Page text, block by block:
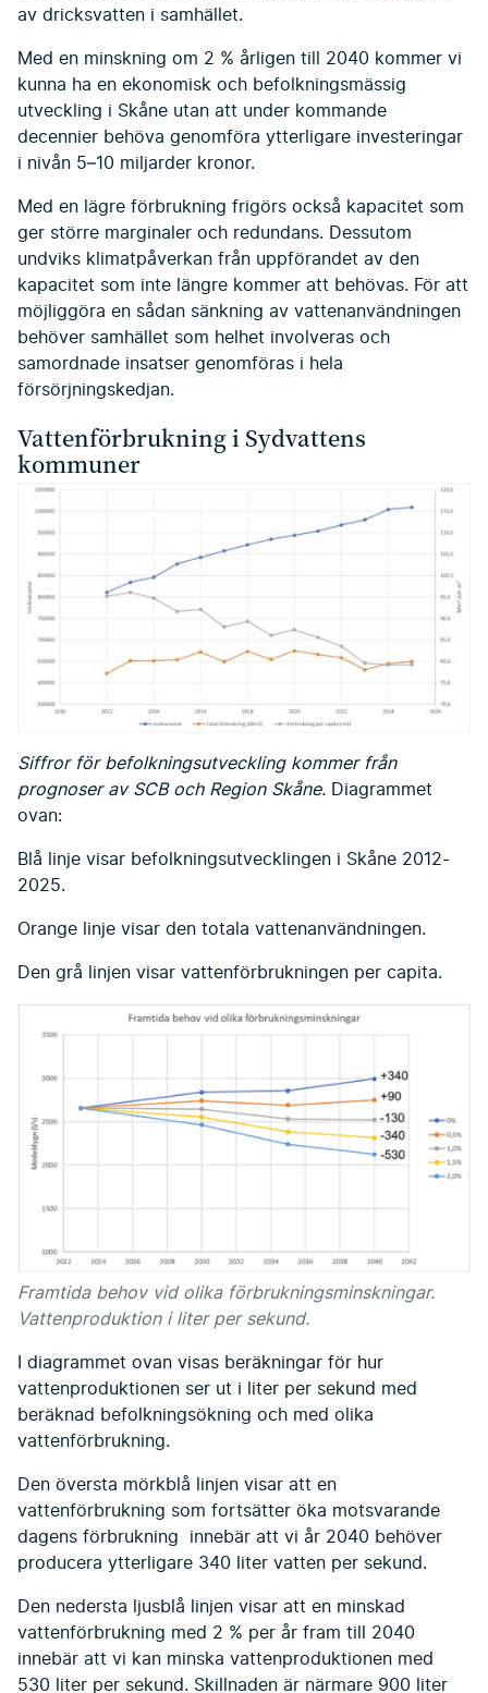
av dricksvatten i samhället.
Med en minskning om 2 % årligen till 2040 kommer vi
kunna ha en ekonomisk och befolkningsmässig
utveckling i Skåne utan att under kommande
decennier behöva genomföra ytterligare investeringar
i nivån 5–10 miljarder kronor.
Med en lägre förbrukning frigörs också kapacitet som
ger större marginaler och redundans. Dessutom
undviks klimatpåverkan från uppförandet av den
kapacitet som inte längre kommer att behövas. För att
möjliggöra en sådan sänkning av vattenanvändningen
behöver samhället som helhet involveras och
samordnade insatser genomföras i hela
försörjningskedjan.
Vattenförbrukning i Sydvattens
kommuner
Siffror för befolkningsutveckling kommer från
prognoser av SCB och Region Skåne.
Diagrammet
ovan:
Blå linje visar befolkningsutvecklingen i Skåne 2012-
2025.
Orange linje visar den totala vattenanvändningen.
Den grå linjen visar vattenförbrukningen per capita.
Framtida behov vid olika förbrukningsminskningar.
Vattenproduktion i liter per sekund.
I diagrammet ovan visas beräkningar för hur
vattenproduktionen ser ut i liter per sekund med
beräknad befolkningsökning och med olika
vattenförbrukning.
Den översta mörkblå linjen visar att en
vattenförbrukning som fortsätter öka motsvarande
dagens förbrukning innebär att vi år 2040 behöver
producera ytterligare 340 liter vatten per sekund.
Den nedersta ljusblå linjen visar att en minskad
vattenförbrukning med 2 % per år fram till 2040
innebär att vi kan minska vattenproduktionen med
530 liter per sekund. Skillnaden är närmare 900 liter